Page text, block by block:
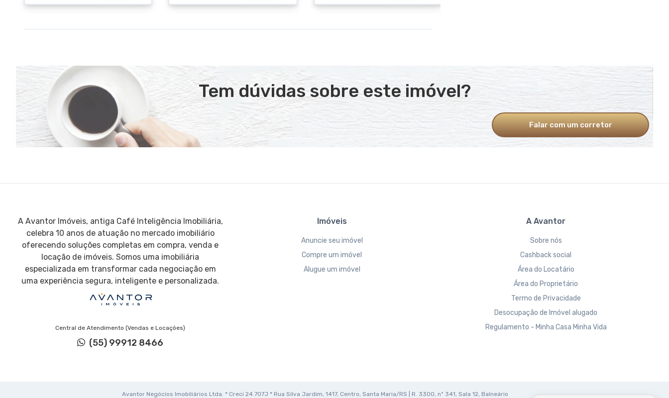
Tem dúvidas sobre este imóvel?
Falar com um corretor
A Avantor Imóveis, antiga Café Inteligência Imobiliária,
celebra 10 anos de atuação no mercado imobiliário
oferecendo soluções completas em compra, venda e
locação de imóveis. Somos uma imobiliária
especializada em transformar cada negociação em
uma experiência segura, inteligente e personalizada.
Central de Atendimento (Vendas e Locações)
(55) 99912 8466
Imóveis
Anuncie seu imóvel
Compre um imóvel
Alugue um imóvel
A Avantor
Sobre nós
Cashback social
Área do Locatário
Área do Proprietário
Termo de Privacidade
Desocupação de Imóvel alugado
Regulamento - Minha Casa Minha Vida
Avantor Negócios Imobiliários Ltda. * Creci 24.707J * Rua Silva Jardim, 1417, Centro, Santa Maria/RS | R. 3300, nº 341, Sala 12, Balneário